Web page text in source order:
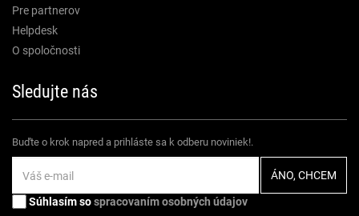
Pre partnerov
Helpdesk
O spoločnosti
Sledujte nás
Buďte o krok napred a prihláste sa k odberu noviniek!.
Súhlasím sospracovaním osobných údajov